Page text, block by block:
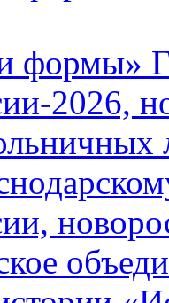
формы»
2026,